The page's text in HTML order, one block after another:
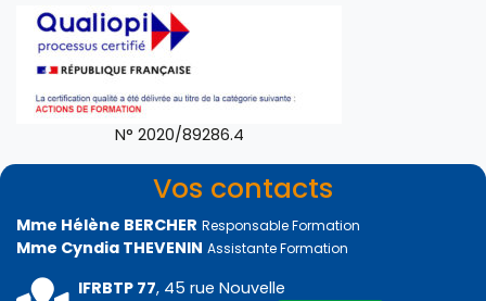
N° 2020/89286.4
Vos contacts
Mme Hélène BERCHER Responsable Formation
Mme Cyndia THEVENIN Assistante Formation
IFRBTP 77, 45 rue Nouvelle